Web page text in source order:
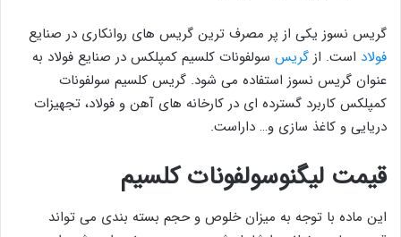
گریس نسوز یکی از پر مصرف ترین گریس های روانکاری در صنایع
فولاد است. از گریس سولفونات کلسیم کمپلکس در صنایع فولاد به
عنوان گریس نسوز استفاده می شود. گریس کلسیم سولفونات
کمپلکس کاربرد گسترده ای در کارخانه های آهن و فولاد، تجهیزات
دریایی و کاغذ سازی و… داراست.
قیمت لیگنوسولفونات کلسیم
این ماده با توجه به میزان خلوص و حجم بسته بندی می تواند